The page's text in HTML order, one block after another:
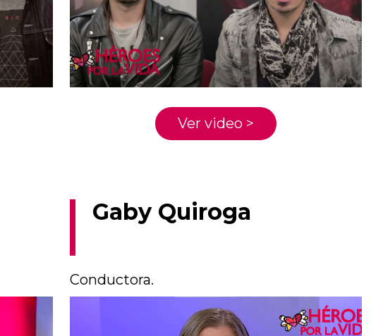
Ver video >
Gaby Quiroga
Conductora.